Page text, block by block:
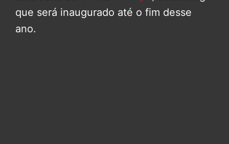
que será inaugurado até o fim desse
ano.